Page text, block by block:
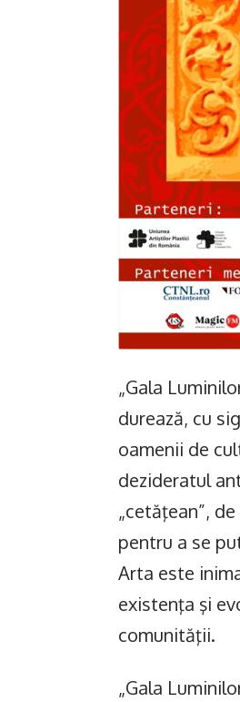
„Gala
durează, cu
oamenii de
dezideratul
„cetăţean”,
pentru a se
Arta este
existenţa şi
comunităţii.
„Gala